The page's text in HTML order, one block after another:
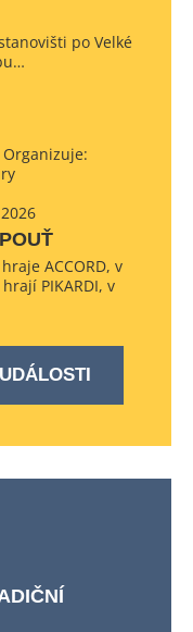
po Velké
ACCORD, v
PIKARDI, v